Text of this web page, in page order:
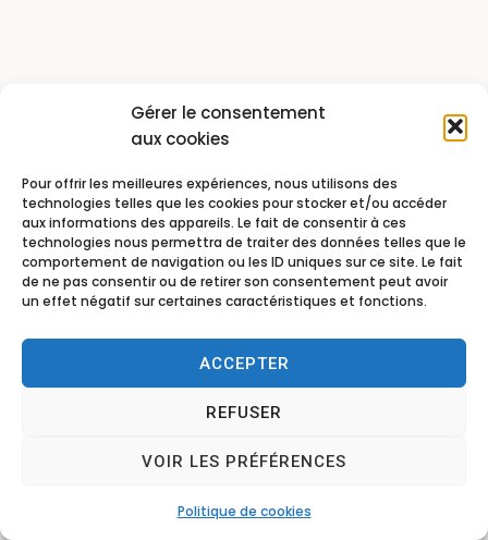
Gérer le consentement
aux cookies
Pour offrir les meilleures expériences, nous utilisons des
technologies telles que les cookies pour stocker et/ou accéder
aux informations des appareils. Le fait de consentir à ces
technologies nous permettra de traiter des données telles que le
comportement de navigation ou les ID uniques sur ce site. Le fait
de ne pas consentir ou de retirer son consentement peut avoir
un effet négatif sur certaines caractéristiques et fonctions.
ACCEPTER
REFUSER
VOIR LES PRÉFÉRENCES
Politique de cookies